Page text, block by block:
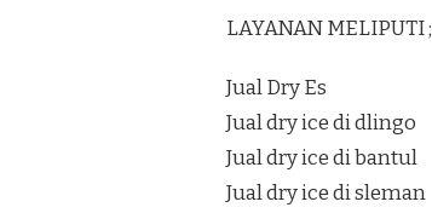
LAYANAN MELIPUTI ;
Jual Dry Es
Jual dry ice di dlingo
Jual dry ice di bantul
Jual dry ice di sleman